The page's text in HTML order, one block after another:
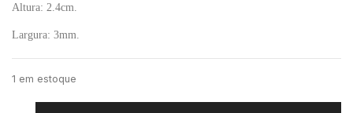
Altura: 2.4cm.
Largura: 3mm.
1 em estoque